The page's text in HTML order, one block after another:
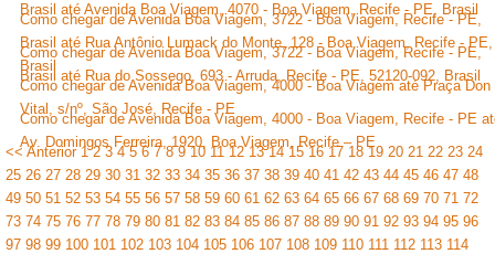
Brasil até Avenida Boa Viagem, 4070 - Boa Viagem, Recife - PE, Brasil
Como chegar de Avenida Boa Viagem, 3722 - Boa Viagem, Recife - PE,
Brasil até Rua Antônio Lumack do Monte, 128 - Boa Viagem, Recife - PE,
Brasil
Como chegar de Avenida Boa Viagem, 3722 - Boa Viagem, Recife - PE,
Brasil até Rua do Sossego, 693 - Arruda, Recife - PE, 52120-092, Brasil
Como chegar de Avenida Boa Viagem, 4000 - Boa Viagem até Praça Don
Vital, s/nº, São José, Recife - PE
Como chegar de Avenida Boa Viagem, 4000 - Boa Viagem, Recife - PE
Av. Domingos Ferreira, 1920, Boa Viagem, Recife – PE
<< Anterior 1 2 3 4 5 6 7 8 9 10 11 12 13 14 15 16 17 18 19 20 21 22 23 24
25 26 27 28 29 30 31 32 33 34 35 36 37 38 39 40 41 42 43 44 45 46 47 48
49 50 51 52 53 54 55 56 57 58 59 60 61 62 63 64 65 66 67 68 69 70 71 72
73 74 75 76 77 78 79 80 81 82 83 84 85 86 87 88 89 90 91 92 93 94 95 96
97 98 99 100 101 102 103 104 105 106 107 108 109 110 111 112 113 114